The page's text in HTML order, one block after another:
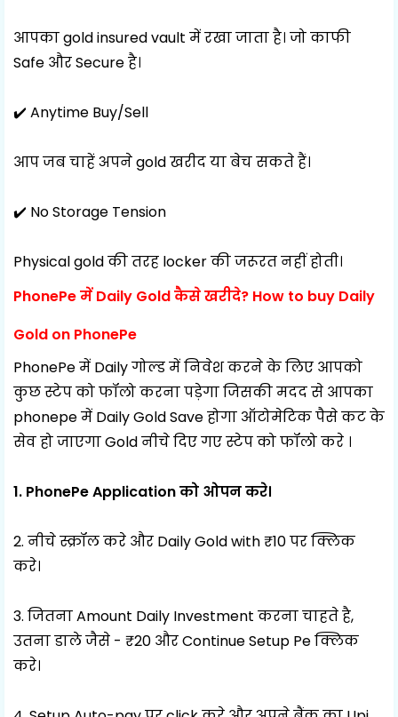
आपका gold insured vault में रखा जाता है। जो काफी
Safe और Secure है।
✔️ Anytime Buy/Sell
आप जब चाहें अपने gold खरीद या बेच सकते हैं।
✔️ No Storage Tension
Physical gold की तरह locker की जरूरत नहीं होती।
PhonePe में Daily Gold कैसे खरीदे? How to buy Daily
Gold on PhonePe
PhonePe में Daily गोल्ड में निवेश करने के लिए आपको
कुछ स्टेप को फॉलो करना पड़ेगा जिसकी मदद से आपका
phonepe में Daily Gold Save होगा ऑटोमेटिक पैसे कट के
सेव हो जाएगा Gold नीचे दिए गए स्टेप को फॉलो करे ।
1. PhonePe Application को ओपन करे।
2. नीचे स्क्रॉल करे और Daily Gold with ₹10 पर क्लिक
करे।
3. जितना Amount Daily Investment करना चाहते है,
उतना डाले जैसे - ₹20 और Continue Setup Pe क्लिक
करे।